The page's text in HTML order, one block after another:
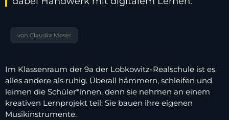
von Claudia Moser
Im Klassenraum der 9a der Lobkowitz-Realschule ist es
alles andere als ruhig. Überall hämmern, schleifen und
leimen die Schüler*innen, denn sie nehmen an einem
kreativen Lernprojekt teil: Sie bauen ihre eigenen
Musikinstrumente.